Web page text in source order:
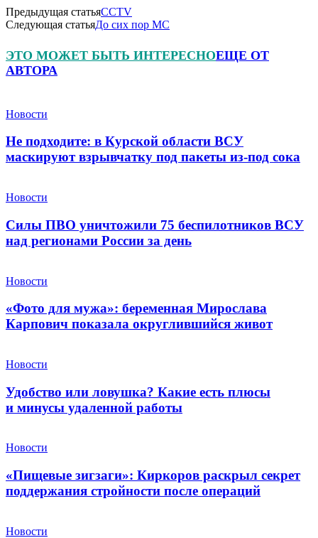
Предыдущая статьяCCTV
Следующая статьяДо сих пор МС
ЭТО МОЖЕТ БЫТЬ ИНТЕРЕСНОЕЩЕ ОТ
АВТОРА
Новости
Не подходите: в Курской области ВСУ
маскируют взрывчатку под пакеты из-под сока
Новости
Силы ПВО уничтожили 75 беспилотников ВСУ
над регионами России за день
Новости
«Фото для мужа»: беременная Мирослава
Карпович показала округлившийся живот
Новости
Удобство или ловушка? Какие есть плюсы
и минусы удаленной работы
Новости
«Пищевые зигзаги»: Киркоров раскрыл секрет
поддержания стройности после операций
Новости